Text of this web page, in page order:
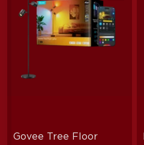
Govee Tree Floor